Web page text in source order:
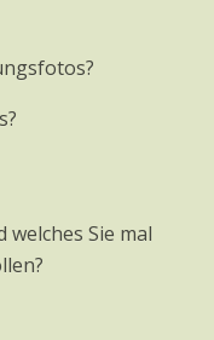
Sie mal